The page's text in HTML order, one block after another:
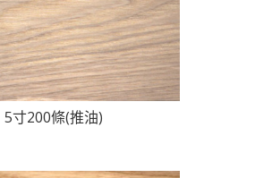
寸200條(推油)